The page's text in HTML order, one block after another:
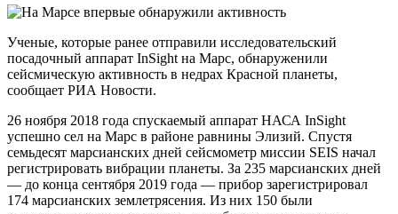
Ученые, которые ранее отправили исследовательский
посадочный аппарат InSight на Марс, обнаруженили
сейсмическую активность в недрах Красной планеты,
сообщает РИА Новости.
26 ноября 2018 года спускаемый аппарат НАСА InSight
успешно сел на Марс в районе равнины Элизий. Спустя
семьдесят марсианских дней сейсмометр миссии SEIS начал
регистрировать вибрации планеты. За 235 марсианских дней
— до конца сентября 2019 года — прибор зарегистрировал
174 марсианских землетрясения. Из них 150 были